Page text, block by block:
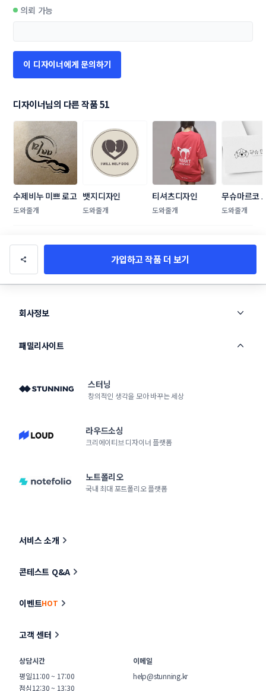
의뢰 가능
이 디자이너에게 문의하기
디자이너님의 다른 작품 51
수제비누 미쁘 로고
도와줄개
뱃지디자인
도와줄개
티셔츠디자인
도와줄개
무슈마르코
자인
도와줄개
가입하고 작품 더 보기
회사정보
패밀리사이트
스터닝
창의적인 생각을 모아 바꾸는 세상
라우드소싱
크리에이티브 디자이너 플랫폼
노트폴리오
국내 최대 포트폴리오 플랫폼
서비스 소개
콘테스트 Q&A
이벤트HOT
고객 센터
상담시간
평일11:00 ~ 17:00
점심12:30 ~ 13:30
이메일
help@stunning.kr